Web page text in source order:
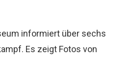
informiert über sechs
Es zeigt Fotos von